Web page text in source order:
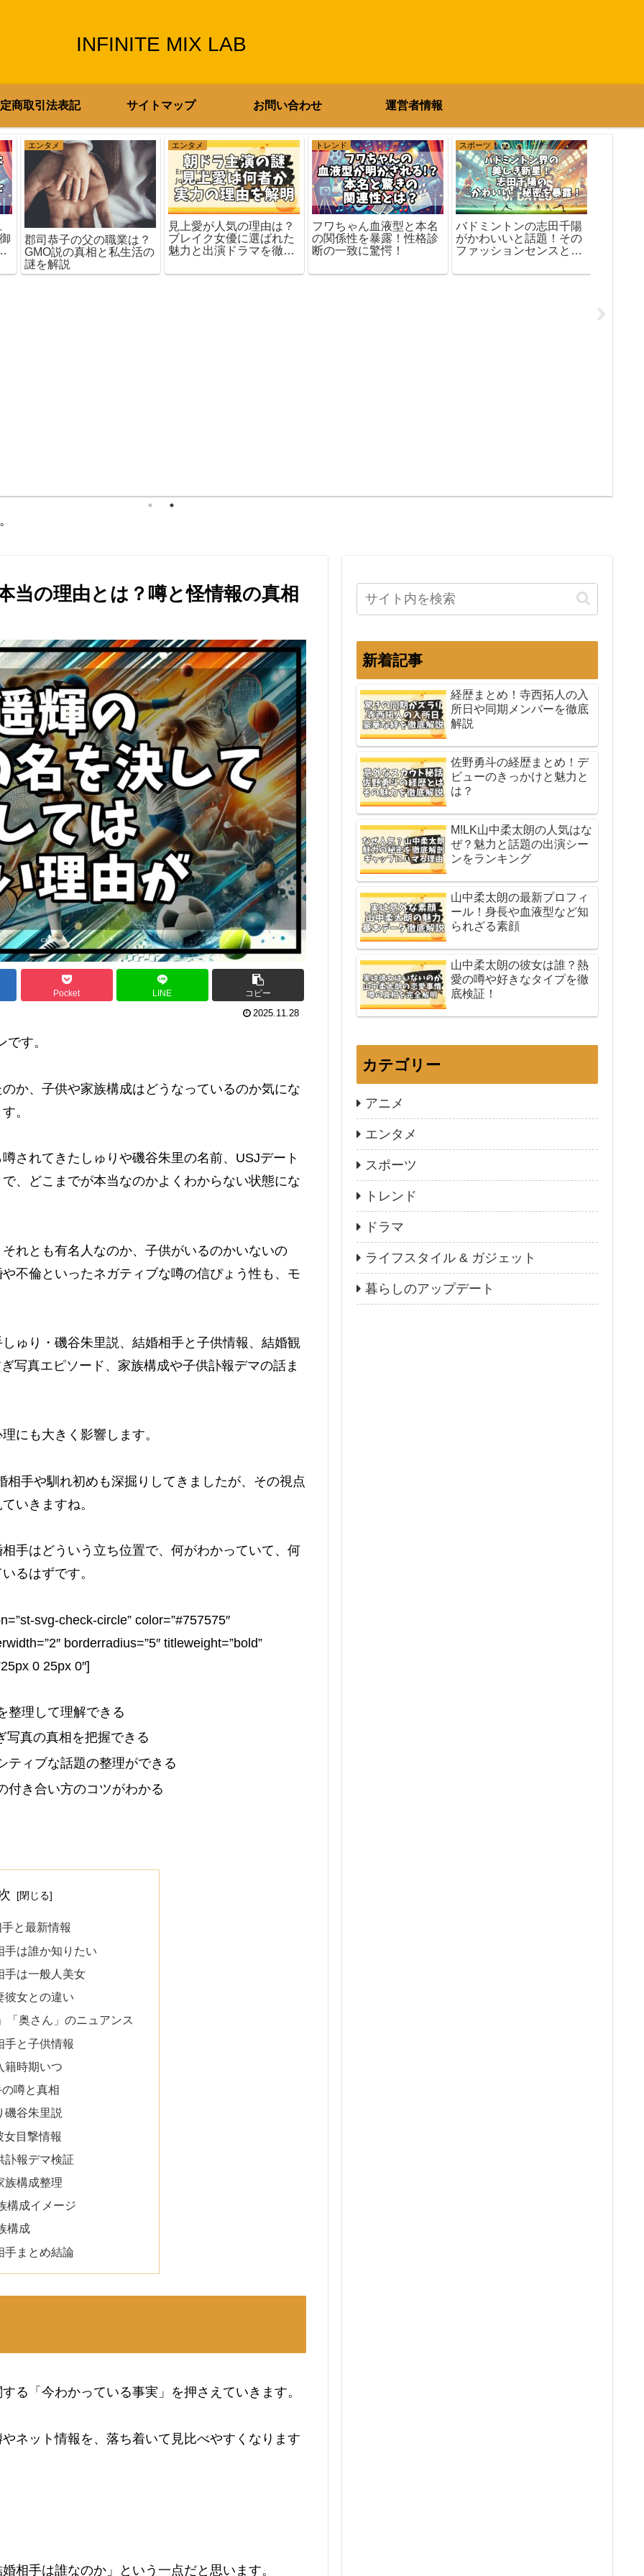
INFINITE MIX LAB
商取引法表記 サイトマップ お問い合わせ 運営者情報
エンタメ
郡司恭子の父の職業は？
GMO説の真相と私生活の
謎を解説
エンタメ
見上愛が人気の理由は？
ブレイク女優に選ばれた
魅力と出演ドラマを徹底
トレンド
フワちゃん血液型と本名
の関係性を暴露！性格診
断の一致に驚愕！
スポーツ
バドミントンの志田千陽
がかわいいと話題！その
ファッションセンスと魅
当の理由とは？噂と怪情報の真相
Pocket LINE コピー
2025.11.28
す。
か、子供や家族構成はどうなっているのか気にな
。
されてきたしゅりや磯谷朱里の名前、USJデート
、どこまでが本当なのかよくわからない状態にな
れとも有名人なのか、子供がいるのかいないの
不倫といったネガティブな噂の信ぴょう性も、モ
ゅり・磯谷朱里説、結婚相手と子供情報、結婚観
写真エピソード、家族構成や子供訃報デマの話ま
にも大きく影響します。
手や馴れ初めも深掘りしてきましたが、その視点
いきますね。
手はどういう立ち位置で、何がわかっていて、何
るはずです。
svg-check-circle” color=”#757575″
borderradius=”5″ titleweight=”bold”
0 25px 0″]
整理して理解できる
写真の真相を把握できる
ティブな話題の整理ができる
付き合い方のコツがわかる
と最新情報
手は誰か知りたい
手は一般人美女
彼女との違い
「奥さん」のニュアンス
手と子供情報
籍時期いつ
噂と真相
磯谷朱里説
目撃情報
訃報デマ検証
族構成整理
構成イメージ
構成
手まとめ結論
る「今わかっている事実」を押さえていきます。
ネット情報を、落ち着いて見比べやすくなります
相手は誰なのか」という一点だと思います。
新着記事
経歴まとめ！寺西拓人の入
所日や同期メンバーを徹底
解説
佐野勇斗の経歴まとめ！デ
ビューのきっかけと魅力と
は？
M!LK山中柔太朗の人気はな
ぜ？魅力と話題の出演シー
ンをランキング
山中柔太朗の最新プロフィ
ール！身長や血液型など知
られざる素顔
山中柔太朗の彼女は誰？熱
愛の噂や好きなタイプを徹
底検証！
カテゴリー
アニメ
エンタメ
スポーツ
トレンド
ドラマ
ライフスタイル & ガジェット
暮らしのアップデート